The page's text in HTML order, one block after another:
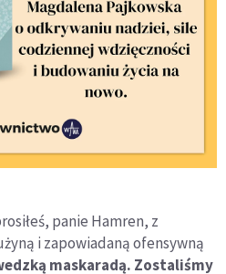
panie Hamren, z
i zapowiadaną ofensywną
maskaradą. Zostaliśmy